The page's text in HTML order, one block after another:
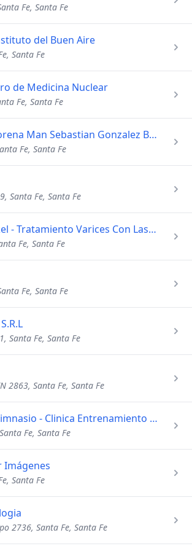
Fe, Santa Fe
del Buen Aire
Santa Fe
de Medicina Nuclear
Fe, Santa Fe
Odontologos Lorena Man Sebastian Gonzalez Bondino
Fe, Santa Fe
Santa Fe, Santa Fe
Dr Daniel Barukel - Tratamiento Varices Con Laser - Celuliti
Fe, Santa Fe
Fe, Santa Fe
Santa Fe, Santa Fe
2863, Santa Fe, Santa Fe
Depor Salud - Gimnasio - Clinica Entrenamiento para la Salud
Fe, Santa Fe
Imágenes
Santa Fe
2736, Santa Fe, Santa Fe